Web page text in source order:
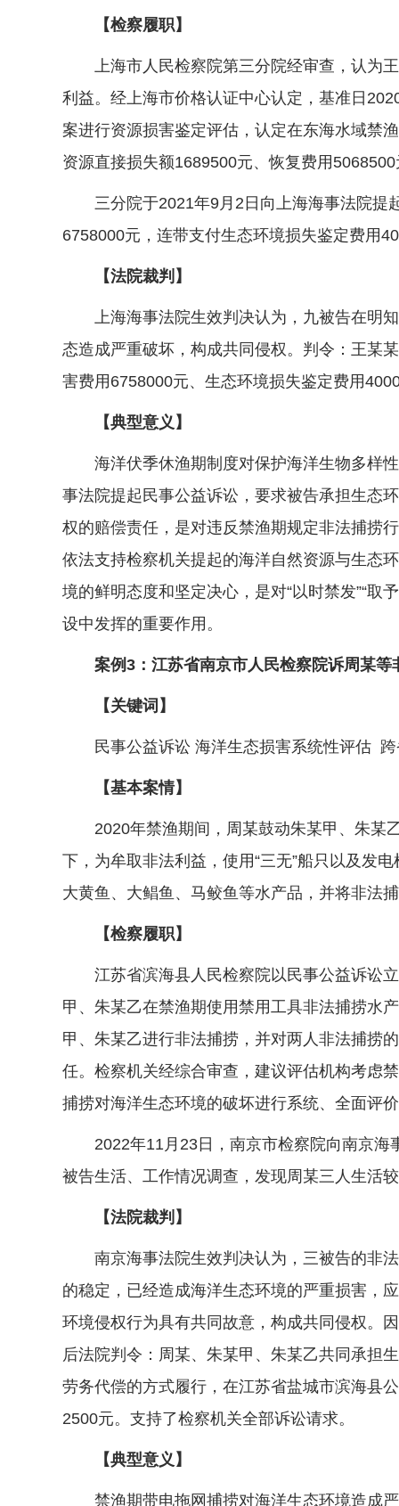
【检察履职】
上海市人民检察院第三分院经审查，认为王
利益。经上海市价格认证中心认定，基准日
案进行资源损害鉴定评估，认定在东海水域禁
资源直接损失额1689500元、恢复费用5068500
三分院于2021年9月2日向上海海事法院提
6758000元，连带支付生态环境损失鉴定费用
【法院裁判】
上海海事法院生效判决认为，九被告在明知
态造成严重破坏，构成共同侵权。判令：王某
害费用6758000元、生态环境损失鉴定费用
【典型意义】
海洋伏季休渔期制度对保护海洋生物多样性
事法院提起民事公益诉讼，要求被告承担生态
权的赔偿责任，是对违反禁渔期规定非法捕捞
依法支持检察机关提起的海洋自然资源与生态
境的鲜明态度和坚定决心，是对“以时禁发”“
设中发挥的重要作用。
案例3：江苏省南京市人民检察院诉周某等
【关键词】
民事公益诉讼 海洋生态损害系统性评估 跨
【基本案情】
2020年禁渔期间，周某鼓动朱某甲、朱某乙
下，为牟取非法利益，使用“三无”船只以及发
大黄鱼、大鲳鱼、马鲛鱼等水产品，并将非法
【检察履职】
江苏省滨海县人民检察院以民事公益诉讼立
甲、朱某乙在禁渔期使用禁用工具非法捕捞水
甲、朱某乙进行非法捕捞，并对两人非法捕捞
任。检察机关经综合审查，建议评估机构考虑
捕捞对海洋生态环境的破坏进行系统、全面评
2022年11月23日，南京市检察院向南京海
被告生活、工作情况调查，发现周某三人生活
【法院裁判】
南京海事法院生效判决认为，三被告的非法
的稳定，已经造成海洋生态环境的严重损害，
环境侵权行为具有共同故意，构成共同侵权。
后法院判令：周某、朱某甲、朱某乙共同承担
劳务代偿的方式履行，在江苏省盐城市滨海县
2500元。支持了检察机关全部诉讼请求。
【典型意义】
禁渔期带电拖网捕捞对海洋生态环境造成严